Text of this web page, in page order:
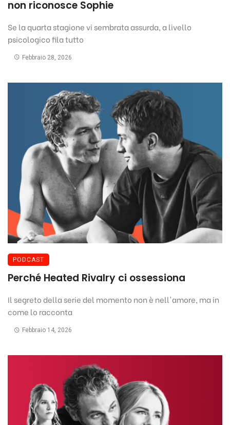
non riconosce Sophie
Se la quarta stagione vi sembrata assurda, a livello
psicologico fila tutto
Febbraio 28, 2026
PODCAST
Perché Heated Rivalry ci ossessiona
Il segreto della serie del momento non è nell'amore, ma in
come lo racconta
Febbraio 14, 2026